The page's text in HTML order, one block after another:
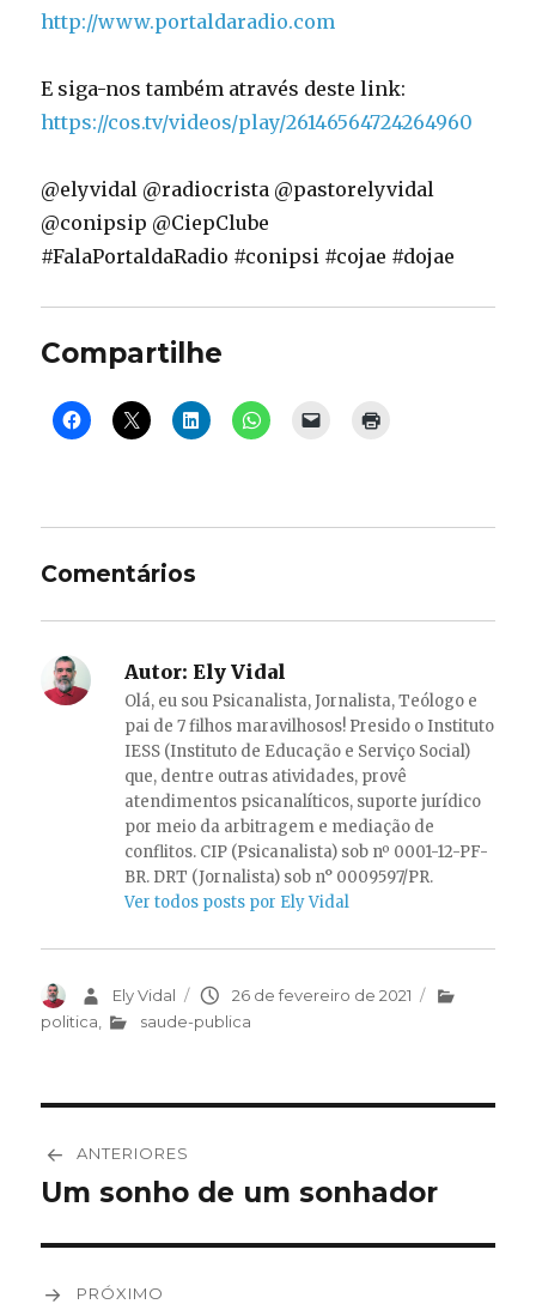
http://www.portaldaradio.com
E siga-nos também através deste link:
https://cos.tv/videos/play/26146564724264960
@elyvidal @radiocrista @pastorelyvidal
@conipsip @CiepClube
#FalaPortaldaRadio #conipsi #cojae #dojae
Compartilhe
Comentários
Autor: Ely Vidal
Olá, eu sou Psicanalista, Jornalista, Teólogo e
pai de 7 filhos maravilhosos! Presido o Instituto
IESS (Instituto de Educação e Serviço Social)
que, dentre outras atividades, provê
atendimentos psicanalíticos, suporte jurídico
por meio da arbitragem e mediação de
conflitos. CIP (Psicanalista) sob nº 0001-12-PF-
BR. DRT (Jornalista) sob n° 0009597/PR.
Ver todos posts por Ely Vidal
AutorEly Vidal
Publicado
em
26 de fevereiro de 2021
Categorias
politica
saude-publica
de
ANTERIORES
Post
Um sonho de um sonhador
PRÓXIMO